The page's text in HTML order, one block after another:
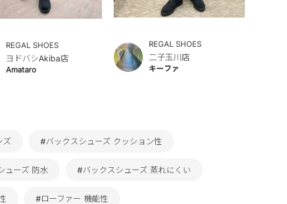
REGAL SHOES
ヨドバシAkiba店
Amataro
REGAL SHOES
二子玉川店
キーファ
ズ #バックスシューズ クッション性
ューズ 防水 #バックスシューズ 蒸れにくい
#ローファー 機能性